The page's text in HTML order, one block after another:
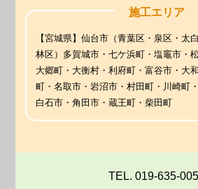
施工エリア
【宮城県】仙台市（青葉区・泉区・太
林区）多賀城市・七ケ浜町・塩竈市・
大郷町・大衡村・利府町・富谷市・大
町・名取市・岩沼市・村田町・川崎町
白石市・角田市・蔵王町・柴田町
TEL. 019-635-